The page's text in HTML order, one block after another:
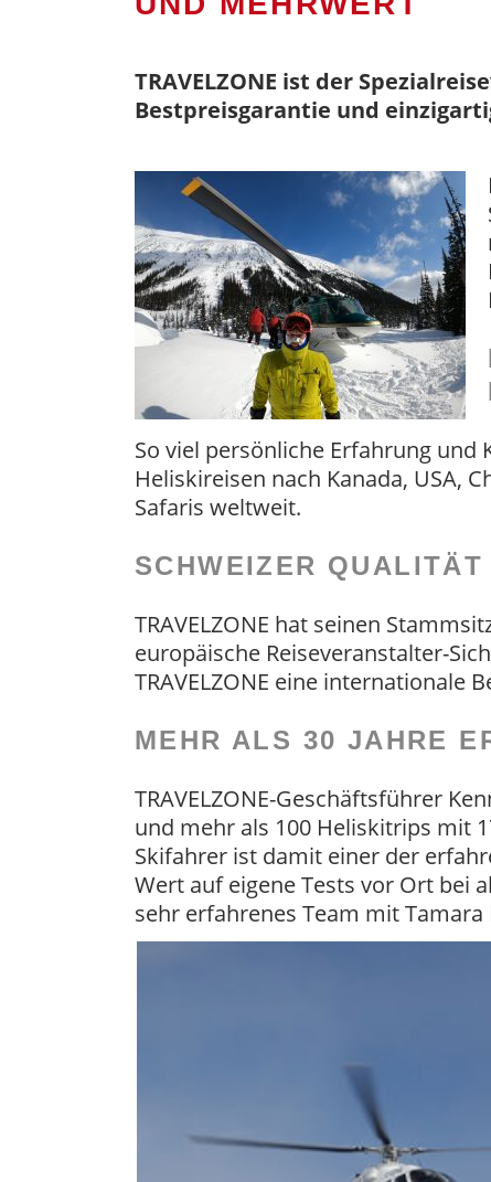
TRAVELZONE ist der
Bestpreisgarantie und
So viel persönliche Erfahrung und
Heliskireisen nach Kanada, USA,
Safaris weltweit.
SCHWEIZER
TRAVELZONE hat seinen
europäische Reiseveranstalter-
TRAVELZONE eine internationale
MEHR ALS 30 JAHRE
TRAVELZONE-Geschäftsführer
und mehr als 100 Heliskitrips mit
Skifahrer ist damit einer der
Wert auf eigene Tests vor Ort bei
sehr erfahrenes Team mit